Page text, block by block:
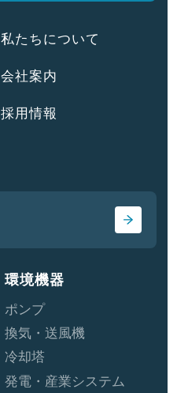
私たちについて
会社案内
採用情報
環境機器
ポンプ
換気・送風機
冷却塔
発電・産業システム